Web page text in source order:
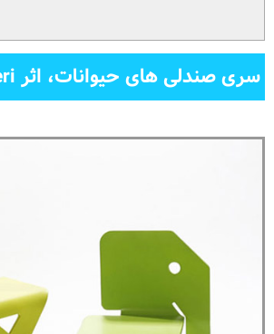
سری صندلی های حیوانات، اثر elad ozeri